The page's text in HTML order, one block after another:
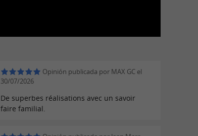
Opinión publicada por MAX GC el
30/07/2026
De superbes réalisations avec un savoir
faire familial.